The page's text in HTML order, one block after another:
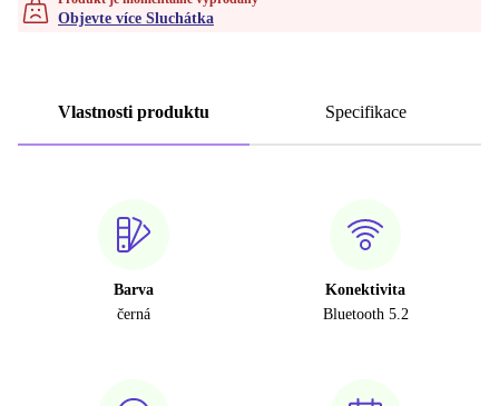
Objevte více Sluchátka
Vlastnosti produktu Specifikace
Barva
černá
Konektivita
Bluetooth 5.2